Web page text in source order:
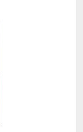
e se dedica
as
realizar a
tecido brim
por meio
é rápido,
os
Todos